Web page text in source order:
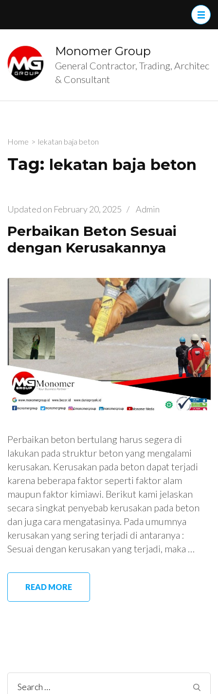
(Press
Enter)
Monomer Group
General Contractor, Trading, Architec
& Consultant
Home > lekatan baja beton
Tag: lekatan baja beton
Updated on February 20, 2025 / Admin
Perbaikan Beton Sesuai
dengan Kerusakannya
Perbaikan beton bertulang harus segera di
lakukan pada struktur beton yang mengalami
kerusakan. Kerusakan pada beton dapat terjadi
karena beberapa faktor seperti faktor alam
maupun faktor kimiawi. Berikut kami jelaskan
secara singkat penyebab kerusakan pada beton
dan juga cara mengatasinya. Pada umumnya
kerusakan yang sering terjadi di antaranya :
Sesuai dengan kerusakan yang terjadi, maka …
READ MORE
Search